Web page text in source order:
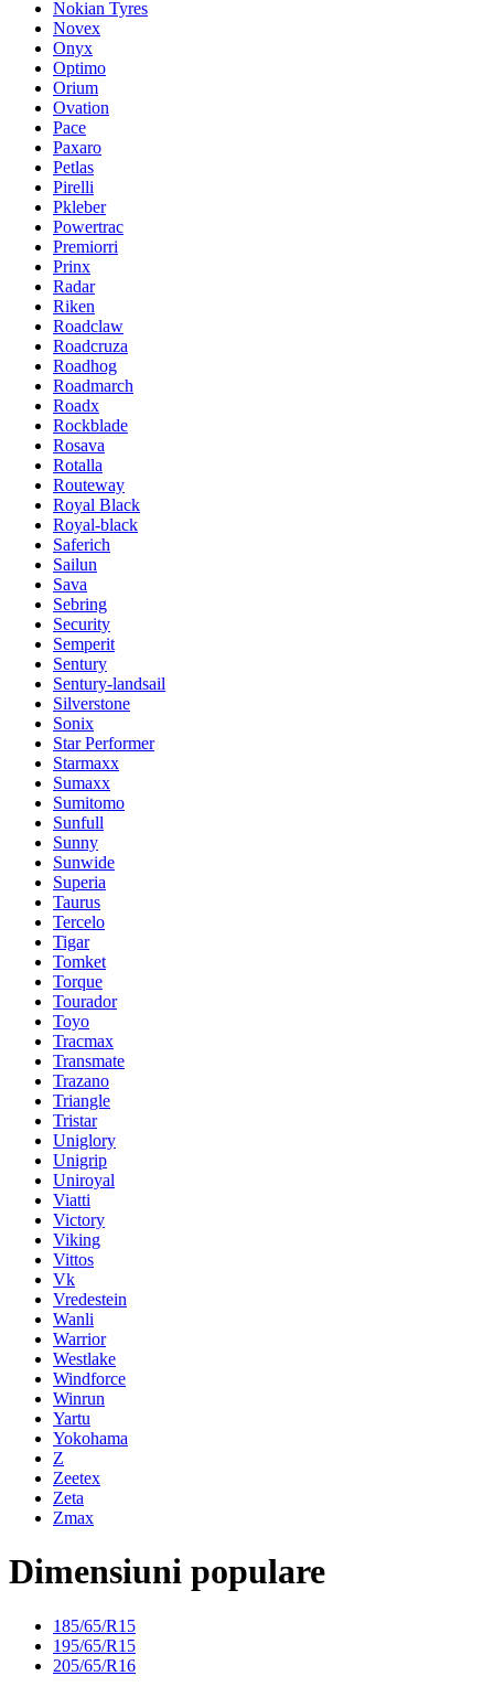
Nokian Tyres
Novex
Onyx
Optimo
Orium
Ovation
Pace
Paxaro
Petlas
Pirelli
Pkleber
Powertrac
Premiorri
Prinx
Radar
Riken
Roadclaw
Roadcruza
Roadhog
Roadmarch
Roadx
Rockblade
Rosava
Rotalla
Routeway
Royal Black
Royal-black
Saferich
Sailun
Sava
Sebring
Security
Semperit
Sentury
Sentury-landsail
Silverstone
Sonix
Star Performer
Starmaxx
Sumaxx
Sumitomo
Sunfull
Sunny
Sunwide
Superia
Taurus
Tercelo
Tigar
Tomket
Torque
Tourador
Toyo
Tracmax
Transmate
Trazano
Triangle
Tristar
Uniglory
Unigrip
Uniroyal
Viatti
Victory
Viking
Vittos
Vk
Vredestein
Wanli
Warrior
Westlake
Windforce
Winrun
Yartu
Yokohama
Z
Zeetex
Zeta
Zmax
Dimensiuni populare
185/65/R15
195/65/R15
205/65/R16